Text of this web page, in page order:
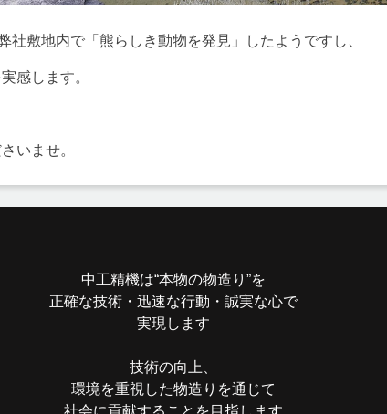
社敷地内で「熊らしき動物を発見」したようですし、
感します。
いませ。
中工精機は“本物の物造り”を
正確な技術・迅速な行動・誠実な心で
実現します
技術の向上、
環境を重視した物造りを通じて
社会に貢献することを目指します